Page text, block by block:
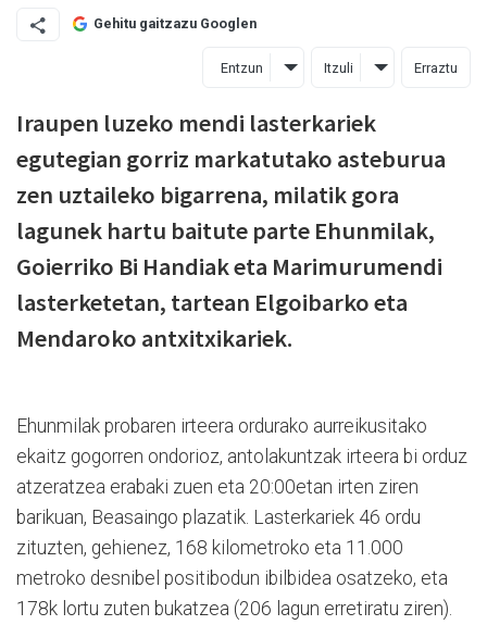
Gehitu gaitzazu Googlen
Entzun Itzuli Erraztu
Iraupen luzeko mendi lasterkariek
egutegian gorriz markatutako asteburua
zen uztaileko bigarrena, milatik gora
lagunek hartu baitute parte Ehunmilak,
Goierriko Bi Handiak eta Marimurumendi
lasterketetan, tartean Elgoibarko eta
Mendaroko antxitxikariek.
Ehunmilak probaren irteera ordurako aurreikusitako
ekaitz gogorren ondorioz, antolakuntzak irteera bi orduz
atzeratzea erabaki zuen eta 20:00etan irten ziren
barikuan, Beasaingo plazatik. Lasterkariek 46 ordu
zituzten, gehienez, 168 kilometroko eta 11.000
metroko desnibel positibodun ibilbidea osatzeko, eta
178k lortu zuten bukatzea (206 lagun erretiratu ziren).